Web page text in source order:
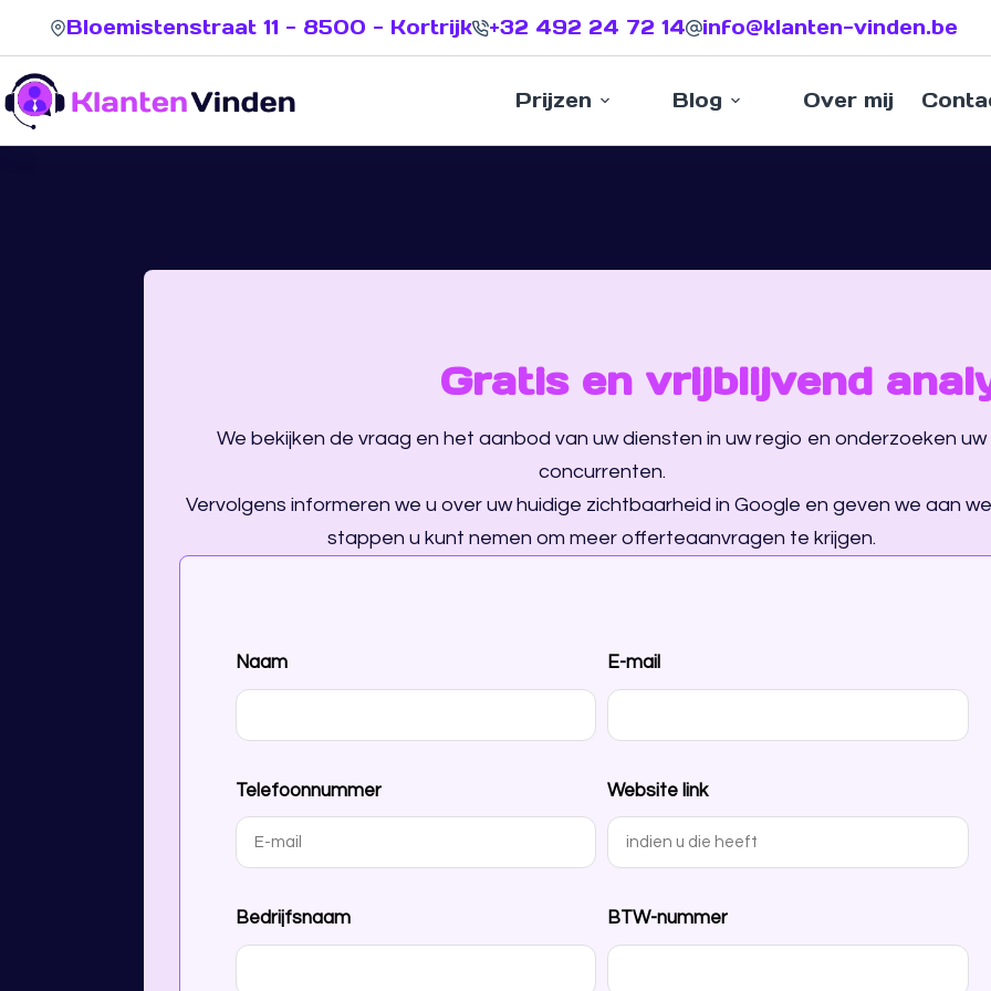
Bloemistenstraat 11 - 8500 - Kortrijk +32 492 24 72 14 info@klanten-vinden.be
Prijzen Blog Over mij
Gratis en vrijblijvend
We bekijken de vraag en het aanbod van uw diensten in uw regio en onderzoeken uw
concurrenten.
Vervolgens informeren we u over uw huidige zichtbaarheid in Google en geven we aan
stappen u kunt nemen om meer offerteaanvragen te krijgen.
Naam E-mail
Telefoonnummer Website link
Bedrijfsnaam BTW-nummer